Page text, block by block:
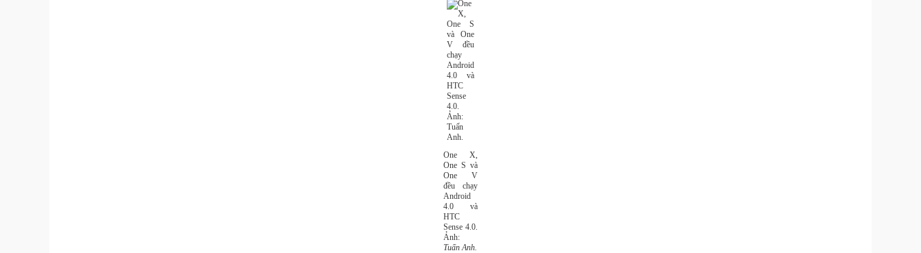
One X,
One S và
One V
đều chạy
Android
4.0 và
HTC
Sense 4.0.
Ảnh:
Tuấn Anh.